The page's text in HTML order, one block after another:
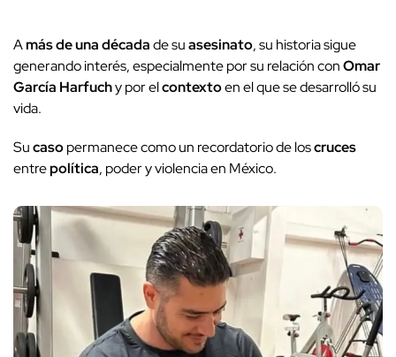
Amás de una décadade suasesinato, su historia sigue
generando interés, especialmente por su relación conOmar
García Harfuchy por elcontextoen el que se desarrolló su
vida.
Sucasopermanece como un recordatorio de loscruces
entrepolítica, poder y violencia en México.